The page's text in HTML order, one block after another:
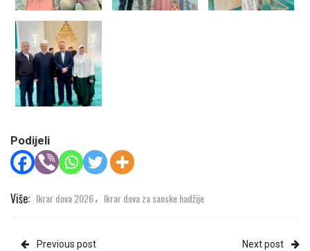
Podijeli
Više: Ikrar dova 2026, Ikrar dova za sanske hadžije
Previous post Next post